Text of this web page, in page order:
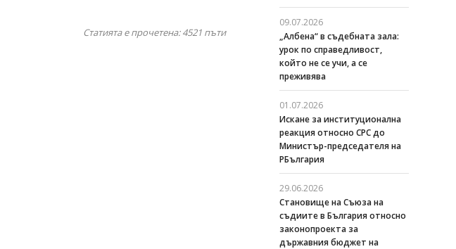
Статията е прочетена: 4521 пъти
09.07.2026
„Албена“ в съдебната зала:
урок по справедливост,
който не се учи, а се
преживява
01.07.2026
Искане за институционална
реакция относно СРС до
Министър-председателя на
РБългария
29.06.2026
Становище на Съюза на
съдиите в България относно
законопроекта за
държавния бюджет на